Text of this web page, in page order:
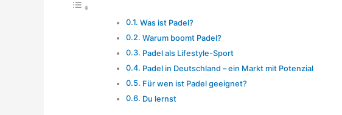
Was ist Padel?
Warum boomt Padel?
Padel als Lifestyle-Sport
Padel in Deutschland – ein Markt mit Potenzial
Für wen ist Padel geeignet?
Du lernst